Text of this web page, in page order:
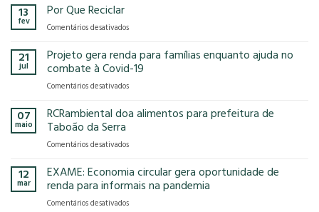
13
fev
Por Que Reciclar
Comentários desativadosem
Que
Reciclar
21
jul
Projeto gera renda para famílias enquanto ajuda no
combate à Covid-19
Comentários desativadosem
gera
famílias
ajuda
no
à
07
maio
RCRambiental doa alimentos para prefeitura de
Taboão da Serra
Comentários desativadosem
doa
alimentos
para
prefeitura
12
mar
EXAME: Economia circular gera oportunidade de
renda para informais na pandemia
Comentários desativadosem